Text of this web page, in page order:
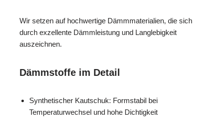
Wir setzen auf hochwertige Dämmmaterialien, die sich
durch exzellente Dämmleistung und Langlebigkeit
auszeichnen.
Dämmstoffe im Detail
Synthetischer Kautschuk: Formstabil bei
Temperaturwechsel und hohe Dichtigkeit